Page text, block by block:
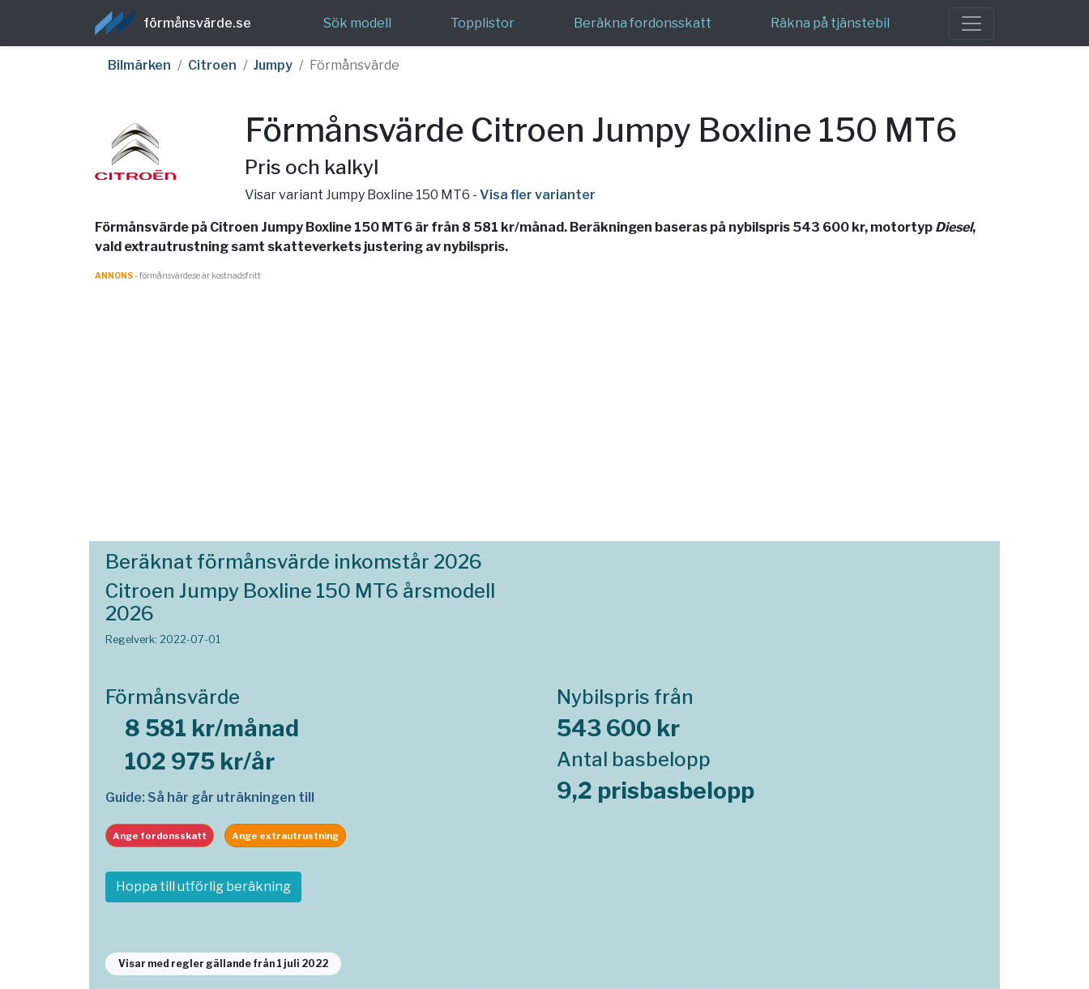
förmånsvärde.se Sök modell Topplistor Beräkna fordonsskatt Räkna på tjänstebil
Bilmärken Citroen Jumpy Förmånsvärde
Förmånsvärde Citroen Jumpy Boxline 150 MT6
Pris och kalkyl
Visar variant Jumpy Boxline 150 MT6 - Visa fler varianter
Förmånsvärde på Citroen Jumpy Boxline 150 MT6 är från 8 581 kr/månad. Beräkningen baseras på nybilspris 543 600 kr, motortyp Diesel,
vald extrautrustning samt skatteverkets justering av nybilspris.
ANNONS- förmånsvärde.se är kostnadsfritt
Beräknat förmånsvärde inkomstår 2026
Citroen Jumpy Boxline 150 MT6 årsmodell
2026
Regelverk: 2022-07-01
Förmånsvärde
8 581 kr/månad
102 975 kr/år
Guide: Så här går uträkningen till
Nybilspris från
543 600 kr
Antal basbelopp
9,2 prisbasbelopp
Ange fordonsskatt Ange extrautrustning
Hoppa till utförlig beräkning
Visar med regler gällande från 1 juli 2022